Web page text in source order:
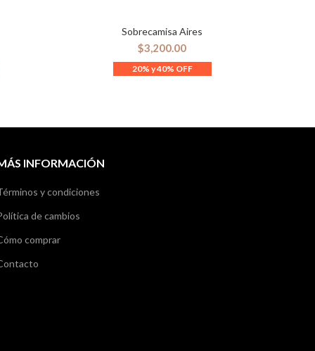
SELECCIONAR OPCIONES
Sobrecamisa Aires
$3,200.00
INFORMACIÓN
y condiciones
de cambios
comprar